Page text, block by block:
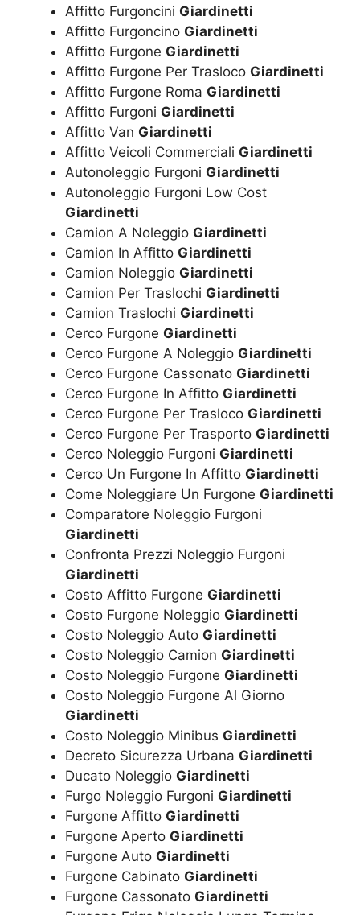
Affitto Furgoncini Giardinetti
Affitto Furgoncino Giardinetti
Affitto Furgone Giardinetti
Affitto Furgone Per Trasloco Giardinetti
Affitto Furgone Roma Giardinetti
Affitto Furgoni Giardinetti
Affitto Van Giardinetti
Affitto Veicoli Commerciali Giardinetti
Autonoleggio Furgoni Giardinetti
Autonoleggio Furgoni Low Cost
Giardinetti
Camion A Noleggio Giardinetti
Camion In Affitto Giardinetti
Camion Noleggio Giardinetti
Camion Per Traslochi Giardinetti
Camion Traslochi Giardinetti
Cerco Furgone Giardinetti
Cerco Furgone A Noleggio Giardinetti
Cerco Furgone Cassonato Giardinetti
Cerco Furgone In Affitto Giardinetti
Cerco Furgone Per Trasloco Giardinetti
Cerco Furgone Per Trasporto Giardinetti
Cerco Noleggio Furgoni Giardinetti
Cerco Un Furgone In Affitto Giardinetti
Come Noleggiare Un Furgone Giardinetti
Comparatore Noleggio Furgoni
Giardinetti
Confronta Prezzi Noleggio Furgoni
Giardinetti
Costo Affitto Furgone Giardinetti
Costo Furgone Noleggio Giardinetti
Costo Noleggio Auto Giardinetti
Costo Noleggio Camion Giardinetti
Costo Noleggio Furgone Giardinetti
Costo Noleggio Furgone Al Giorno
Giardinetti
Costo Noleggio Minibus Giardinetti
Decreto Sicurezza Urbana Giardinetti
Ducato Noleggio Giardinetti
Furgo Noleggio Furgoni Giardinetti
Furgone Affitto Giardinetti
Furgone Aperto Giardinetti
Furgone Auto Giardinetti
Furgone Cabinato Giardinetti
Furgone Cassonato Giardinetti